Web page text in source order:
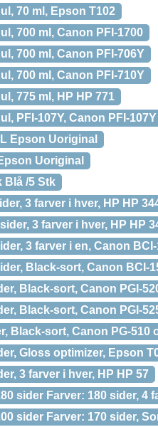
70 ml, Epson T102
700 ml, Canon PFI-1700
700 ml, Canon PFI-706Y
700 ml, Canon PFI-710Y
775 ml, HP HP 771
PFI-107Y, Canon PFI-107Y
Epson Uoriginal
Uoriginal
Blå /5 Stk
3 farver i hver, HP HP
3 farver i hver, HP HP
3 farver i en, Canon
Black-sort, Canon BCI-
Black-sort, Canon PGI-
Black-sort, Canon PGI-
Black-sort, Canon PG-510
Gloss optimizer, Epson
3 farver i hver, HP HP 57
sider Farver: 180 sider, 4
sider Farver: 170 sider,